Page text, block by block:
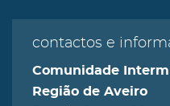
contactos e
Comunidade
Região de Aveiro